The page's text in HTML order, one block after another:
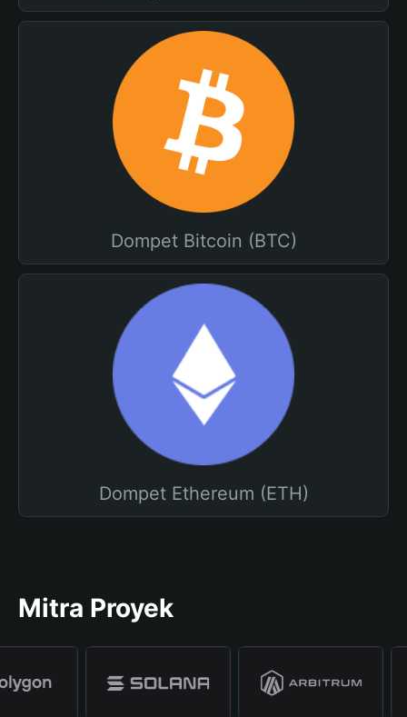
Dompet Bitcoin (BTC)
Dompet Ethereum (ETH)
Mitra Proyek